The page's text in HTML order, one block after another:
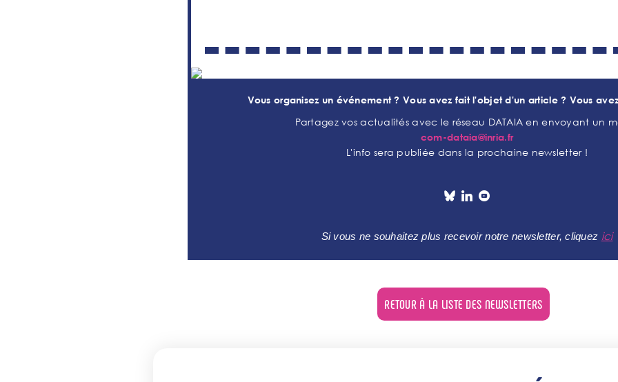
Vous organisez un événement ? Vous avez fait l'objet d'un article ? Vous
Partagez vos actualités avec le réseau DATAIA en envoyant un
com-dataia@inria.fr
L'info sera publiée dans la prochaine newsletter !
Si vous ne souhaitez plus recevoir notre newsletter, cliquez ici
RETOUR À LA LISTE DES NEWSLETTERS